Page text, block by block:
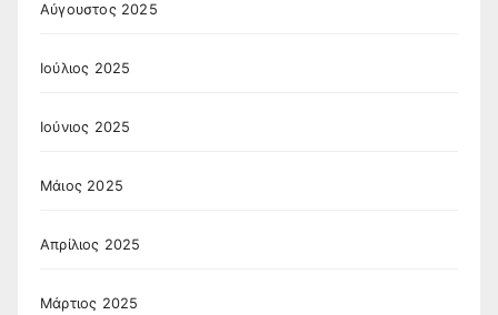
Αύγουστος 2025
Ιούλιος 2025
Ιούνιος 2025
Μάιος 2025
Απρίλιος 2025
Μάρτιος 2025